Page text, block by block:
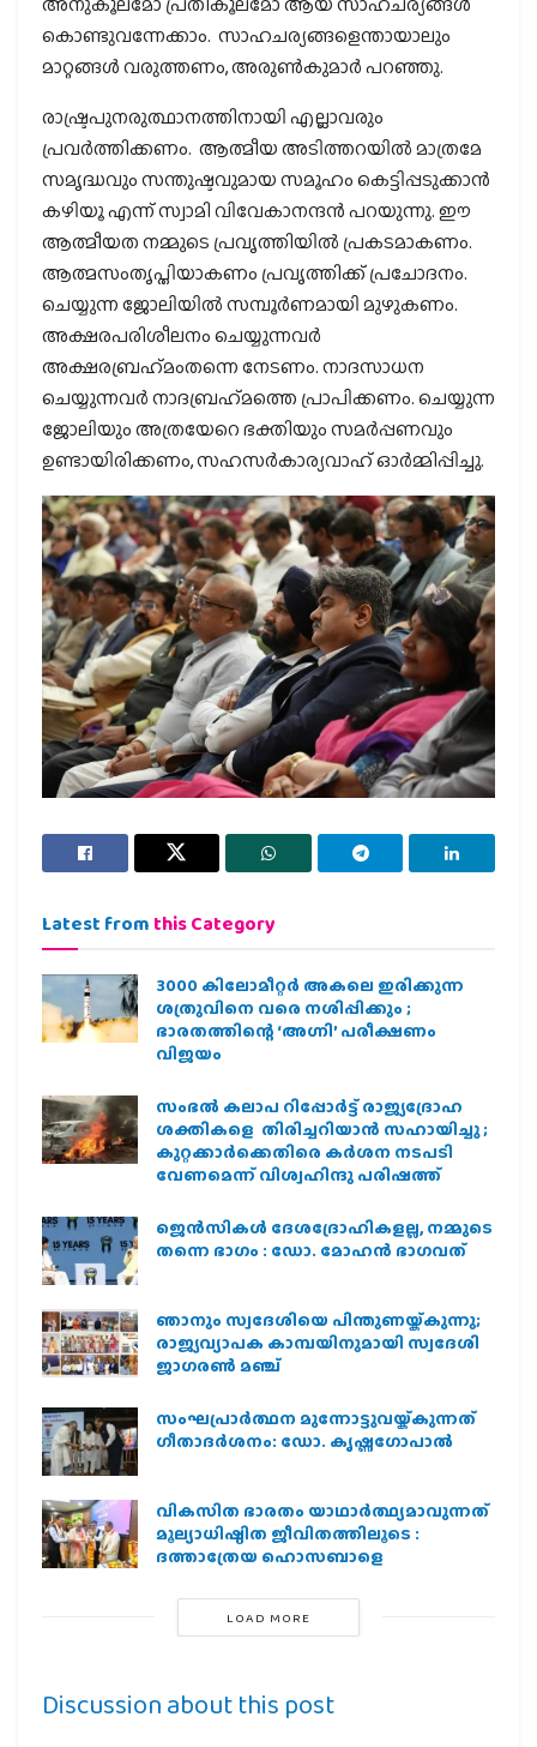
കൊണ്ടുവന്നേക്കാം. സാഹചര്യങ്ങളെന്തായാലും
മാറ്റങ്ങള്‍ വരുത്തണം, അരുണ്‍കുമാര്‍ പറഞ്ഞു.
രാഷ്ട്രപുനരുത്ഥാനത്തിനായി എല്ലാവരും
പ്രവര്‍ത്തിക്കണം. ആത്മീയ അടിത്തറയില്‍ മാത്രമേ
സമൃദ്ധവും സന്തുഷ്ടവുമായ സമൂഹം കെട്ടിപ്പടുക്കാന്‍
കഴിയൂ എന്ന് സ്വാമി വിവേകാനന്ദന്‍ പറയുന്നു. ഈ
ആത്മീയത നമ്മുടെ പ്രവൃത്തിയില്‍ പ്രകടമാകണം.
ആത്മസംതൃപ്തിയാകണം പ്രവൃത്തിക്ക് പ്രചോദനം.
ചെയ്യുന്ന ജോലിയില്‍ സമ്പൂര്‍ണമായി മുഴുകണം.
അക്ഷരപരിശീലനം ചെയ്യുന്നവര്‍
അക്ഷരബ്രഹ്‌മംതന്നെ നേടണം. നാദസാധന
ചെയ്യുന്നവര്‍ നാദബ്രഹ്‌മത്തെ പ്രാപിക്കണം. ചെയ്യുന്ന
ജോലിയും അത്രയേറെ ഭക്തിയും സമര്‍പ്പണവും
ഉണ്ടായിരിക്കണം, സഹസര്‍കാര്യവാഹ് ഓര്‍മ്മിപ്പിച്ചു.
Latest from this Category
3000 കിലോമീറ്റർ അകലെ ഇരിക്കുന്ന
ശത്രുവിനെ വരെ നശിപ്പിക്കും ;
ഭാരതത്തിന്റെ ‘അഗ്നി’ പരീക്ഷണം
വിജയം
സംഭൽ കലാപ റിപ്പോർട്ട് രാജ്യദ്രോഹ
ശക്തികളെ തിരിച്ചറിയാൻ സഹായിച്ചു ;
കുറ്റക്കാർക്കെതിരെ കർശന നടപടി
വേണമെന്ന് വിശ്വഹിന്ദു പരിഷത്ത്
ജെന്‍സികള്‍ ദേശദ്രോഹികളല്ല, നമ്മുടെ
തന്നെ ഭാഗം : ഡോ. മോഹന്‍ ഭാഗവത്
ഞാനും സ്വദേശിയെ പിന്തുണയ്ക്കുന്നു;
രാജ്യവ്യാപക കാമ്പയിനുമായി സ്വദേശി
ജാഗരണ്‍ മഞ്ച്
സംഘപ്രാര്‍ത്ഥന മുന്നോട്ടുവയ്ക്കുന്നത്
ഗീതാദര്‍ശനം: ഡോ. കൃഷ്ണഗോപാല്‍
വികസിത ഭാരതം യാഥാർത്ഥ്യമാവുന്നത്
മൂല്യാധിഷ്ഠിത ജീവിതത്തിലൂടെ :
ദത്താത്രേയ ഹൊസബാളെ
LOAD MORE
Discussion about this post